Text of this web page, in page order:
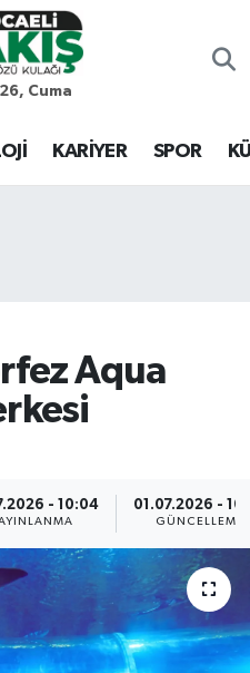
Cuma
KARİYER SPOR
Aqua
- 10:04 01.07.2026 -
GÜNCELLEME